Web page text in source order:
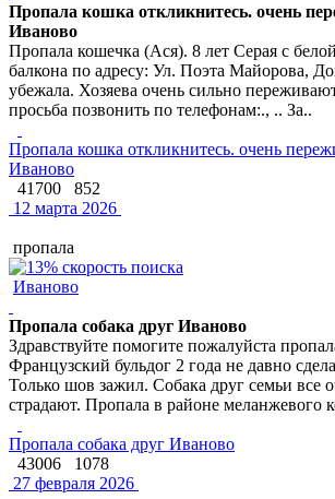
Пропала кошка откликнитесь. очень
Иваново
Пропала кошечка (Ася). 8 лет Серая с
балкона по адресу: Ул. Поэта Майорова,
убежала. Хозяева очень сильно
просьба позвонить по телефонам:., .. За..
Пропала кошка откликнитесь. очень
Иваново
41700
852
12 марта 2026
пропала
Иваново
Пропала собака друг Иваново
Здравствуйте помогите пожалуйста
Французский бульдог 2 года не давно
Только шов зажил. Собака друг семьи все
страдают. Пропала в районе меланжевого
Пропала собака друг Иваново
43006
1078
27 февраля 2026